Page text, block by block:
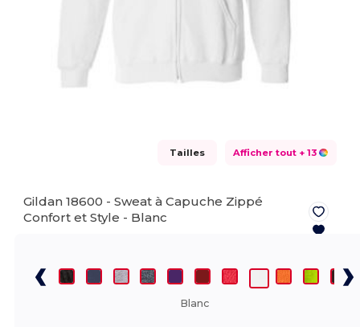
Tailles Afficher tout + 13
Gildan 18600 - Sweat à Capuche Zippé
Confort et Style - Blanc
Blanc